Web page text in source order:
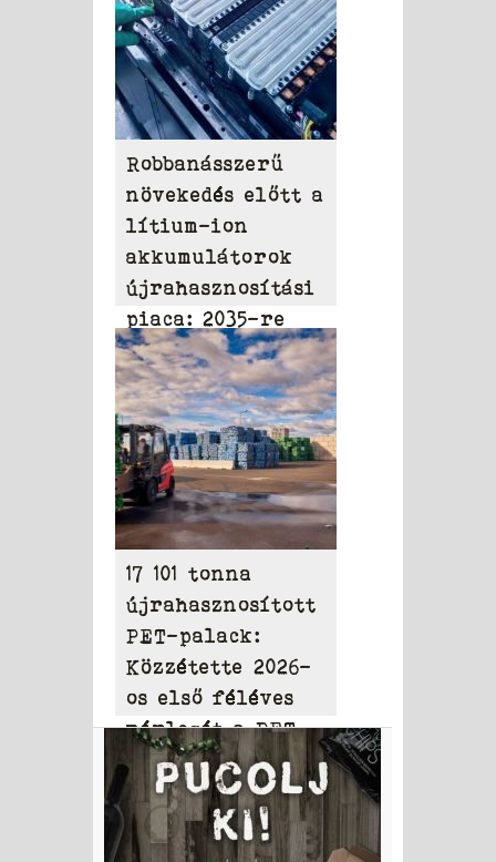
Robbanásszerű
növekedés előtt a
lítium-ion
akkumulátorok
újrahasznosítási
piaca: 2035-re
elérheti a 31,95
milliárd dollárt
17 101 tonna
újrahasznosított
PET-palack:
Közzétette 2026-
os első féléves
mérlegét a PET
to PET